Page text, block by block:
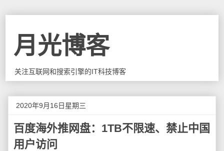
月光博客
关注互联网和搜索引擎的IT科技博客
2020年9月16日星期三
百度海外推网盘：1TB不限速、禁止中国
用户访问